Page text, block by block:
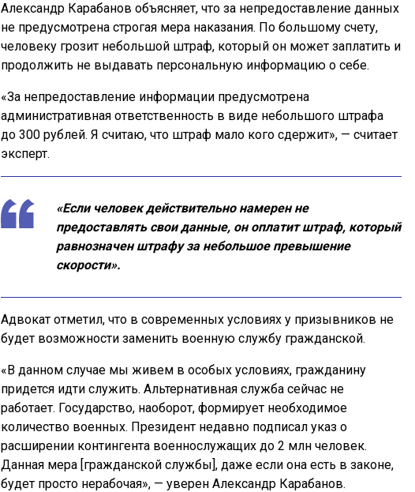
Александр Карабанов объясняет, что за непредоставление данных
не предусмотрена строгая мера наказания. По большому счету,
человеку грозит небольшой штраф, который он может заплатить и
продолжить не выдавать персональную информацию о себе.
«За непредоставление информации предусмотрена
административная ответственность в виде небольшого штрафа
до 300 рублей. Я считаю, что штраф мало кого сдержит», — считает
эксперт.
«Если человек действительно намерен не
предоставлять свои данные, он оплатит штраф, который
равнозначен штрафу за небольшое превышение
скорости».
Адвокат отметил, что в современных условиях у призывников не
будет возможности заменить военную службу гражданской.
«В данном случае мы живем в особых условиях, гражданину
придется идти служить. Альтернативная служба сейчас не
работает. Государство, наоборот, формирует необходимое
количество военных. Президент недавно подписал указ о
расширении контингента военнослужащих до 2 млн человек.
Данная мера [гражданской службы], даже если она есть в законе,
будет просто нерабочая», — уверен Александр Карабанов.